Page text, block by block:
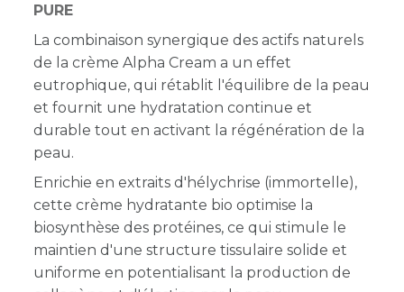
PURE
La combinaison synergique des actifs naturels
de la crème Alpha Cream a un effet
eutrophique, qui rétablit l'équilibre de la peau
et fournit une hydratation continue et
durable tout en activant la régénération de la
peau.
Enrichie en extraits d'hélychrise (immortelle),
cette crème hydratante bio optimise la
biosynthèse des protéines, ce qui stimule le
maintien d'une structure tissulaire solide et
uniforme en potentialisant la production de